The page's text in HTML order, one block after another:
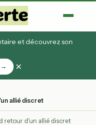
et découvrez son
×
allié discret
retour d'un allié discret